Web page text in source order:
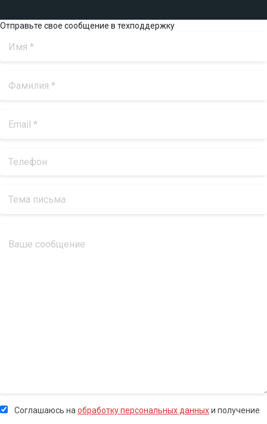
Отправьте свое сообщение в техподдержку
Соглашаюсь на обработку персональных данныхи получение